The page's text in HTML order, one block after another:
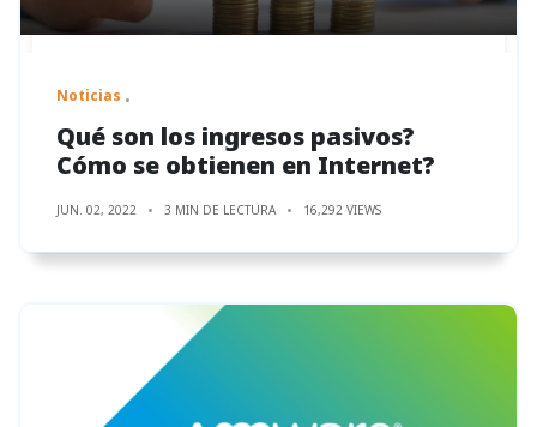
Noticias
Qué son los ingresos pasivos?
Cómo se obtienen en Internet?
JUN. 02, 2022 3 MIN DE LECTURA 16,292 VIEWS